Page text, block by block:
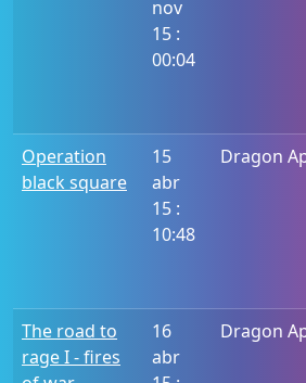
nov
15 :
00:04
Operation
black square
15
abr
15 :
10:48
Dragon
The road to
rage I - fires
16
abr
Dragon